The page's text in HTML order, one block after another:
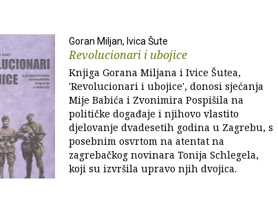
Goran Miljan, Ivica Šute
Revolucionari i ubojice
Knjiga Gorana Miljana i Ivice Šutea,
'Revolucionari i ubojice', donosi sjećanja
Mije Babića i Zvonimira Pospišila na
političke događaje i njihovo vlastito
djelovanje dvadesetih godina u Zagrebu, s
posebnim osvrtom na atentat na
zagrebačkog novinara Tonija Schlegela,
koji su izvršila upravo njih dvojica.